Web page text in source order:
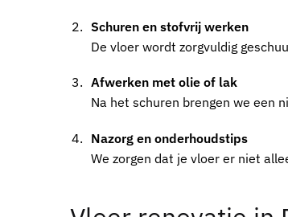
Schuren en stofvrij werken
De vloer wordt zorgvuldig
Afwerken met olie of lak
Na het schuren brengen we een
Nazorg en onderhoudstips
We zorgen dat je vloer er niet